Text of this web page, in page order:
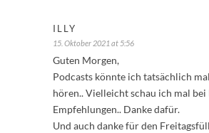
ILLY
15. Oktober 2021 at 5:56
Guten Morgen,
Podcasts könnte ich tatsächlich
hören.. Vielleicht schau ich mal bei
Empfehlungen.. Danke dafür.
Und auch danke für den